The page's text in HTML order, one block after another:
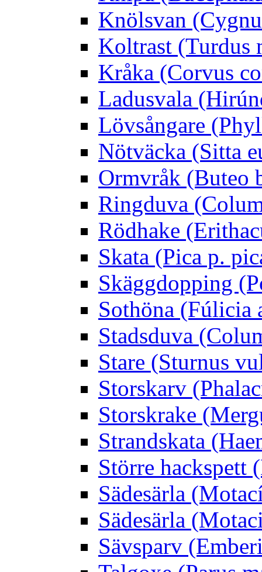
Knölsvan
Koltrast (Turdus
Kråka (Corvus
Ladusvala
Lövsångare
Nötväcka (Sitta
Ormvråk (Buteo
Ringduva
Rödhake
Skata (Pica p.
Skäggdopping
Sothöna (Fúlicia
Stadsduva
Stare (Sturnus
Storskarv
Storskrake
Strandskata
Större hackspett
Sädesärla
Sädesärla
Sävsparv